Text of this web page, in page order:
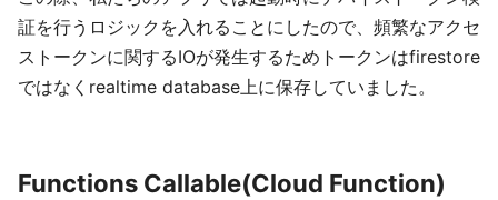
証を行うロジックを入れることにしたので、頻繁なアクセ
ストークンに関するIOが発生するためトークンはfirestore
ではなくrealtime database上に保存していました。
Functions Callable(Cloud Function)